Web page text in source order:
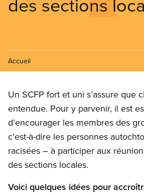
Accueil
Un SCFP fort et uni s’assure que
entendue. Pour y parvenir, il est
d’encourager les membres des
c’est-à-dire les personnes
racisées – à participer aux
des sections locales.
Voici quelques idées pour